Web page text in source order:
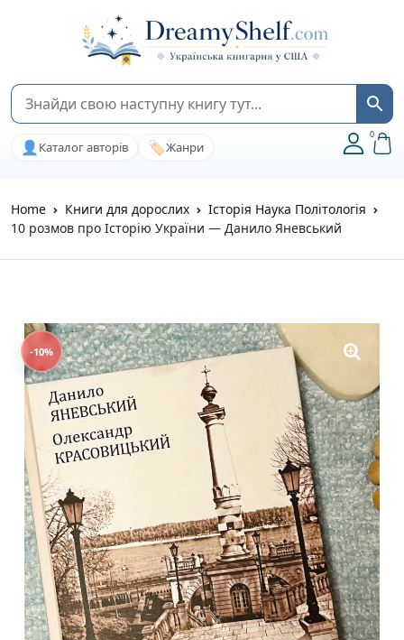
👤 Каталог авторів 🏷️Жанри
0
Home Книги для дорослих
Історія Наука Політологія
10 розмов про Історію України — Данило Яневський
-10%